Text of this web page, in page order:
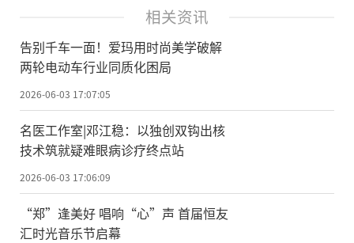
相关资讯
告别千车一面！爱玛用时尚美学破解
两轮电动车行业同质化困局
2026-06-03 17:07:05
名医工作室|邓江稳：以独创双钩出核
技术筑就疑难眼病诊疗终点站
2026-06-03 17:06:09
“郑”逢美好 唱响“心”声 首届恒友
汇时光音乐节启幕